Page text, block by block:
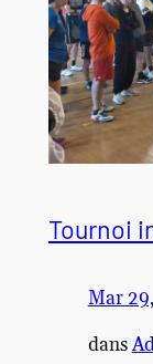
Tournoi
Mar
dans